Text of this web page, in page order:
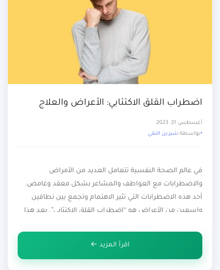
اضطراب القلق الاكتئابي: الأعراض والعلاج
أغسطس 31, 2023
بواسطة:شيرين التقي
في عالم الصحة النفسية تتعامل العديد من الأمراض
والاضطرابات مع العواطف والمشاعر بشكل معقد وغامض.
أحد هذه الاضطرابات التي تثير الاهتمام وتجمع بين نطاقين
واسعين من الأعراض هو “اضطراب القلق الاكتئابي”. يعد هذا
والاكتئاب مما يصعب تمييزه عن غيره من الاضطرابات
اقرأ المزيد ←